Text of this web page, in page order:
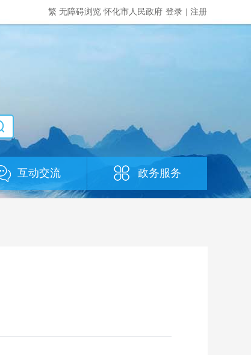
繁 无障碍浏览怀化市人民政府 登录 注册
互动交流 政务服务